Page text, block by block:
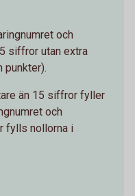
och
siffror utan extra
punkter).
än 15 siffror fyller
och
fylls nollorna i